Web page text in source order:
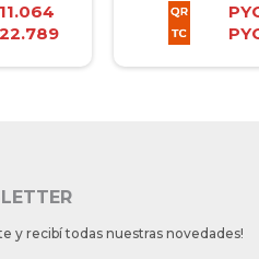
y recibí todas nuestras novedades!